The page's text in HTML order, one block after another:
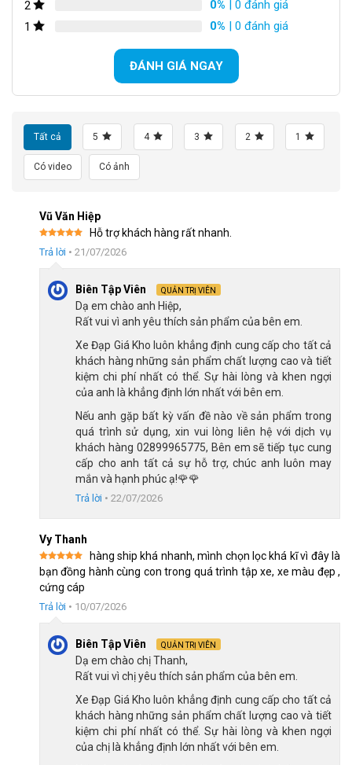
Kết Luận
chưa quen điều khiển xe hai bánh.
Khung thép sơn tĩnh điện chắc chắn
điện. Chất liệu thép mang lại cảm giác chắc chắn, phù hợp với
nhu cầu sử dụng hằng ngày của trẻ nhỏ.
Lớp sơn tĩnh điện giúp bề mặt xe bền màu hơn, hạn chế bong
tróc và tăng tính thẩm mỹ trong quá trình sử dụng. Với trẻ em,
màu sắc xe cũng là yếu tố quan trọng, vì một chiếc xe có màu
đẹp sẽ khiến bé hào hứng hơn khi sử dụng.
Bên cạnh đó, mẫu xe có nhiều màu sắc nổi bật như đỏ, hồng,
xám và xanh dương. Ba mẹ có thể chọn màu theo sở thích của
bé để món quà trở nên gần gũi và đúng ý hơn.
2
0% | 0 đánh giá
1
0% | 0 đánh giá
ĐÁNH GIÁ NGAY
Tất cả 5 4 3 2 1
Có video Có ảnh
Vũ Văn Hiệp
Được xếp
hạng5 5
Hỗ trợ khách hàng rất nhanh.
Trả lời • 21/07/2026
Biên Tập Viên QUẢN TRỊ VIÊN
Dạ em chào anh Hiệp,
Rất vui vì anh yêu thích sản phẩm của bên em.
Xe Đạp Giá Kho luôn khẳng định cung cấp cho tất cả
khách hàng những sản phẩm chất lượng cao và tiết
kiệm chi phí nhất có thể. Sự hài lòng và khen ngợi
của anh là khẳng định lớn nhất với bên em.
Nếu anh gặp bất kỳ vấn đề nào về sản phẩm trong
quá trình sử dụng, xin vui lòng liên hệ với dịch vụ
khách hàng 02899965775, Bên em sẽ tiếp tục cung
cấp cho anh tất cả sự hỗ trợ, chúc anh luôn may
mắn và hạnh phúc ạ!🌹🌹
Trả lời • 22/07/2026
Vy Thanh
Được xếp
hạng55
sao
hàng ship khá nhanh, mình chọn lọc khá kĩ vì đây là
bạn đồng hành cùng con trong quá trình tập xe, xe màu đẹp ,
cứng cáp
Trả lời • 10/07/2026
Biên Tập Viên QUẢN TRỊ VIÊN
Dạ em chào chị Thanh,
Rất vui vì chị yêu thích sản phẩm của bên em.
Xe Đạp Giá Kho luôn khẳng định cung cấp cho tất cả
khách hàng những sản phẩm chất lượng cao và tiết
kiệm chi phí nhất có thể. Sự hài lòng và khen ngợi
của chị là khẳng định lớn nhất với bên em.